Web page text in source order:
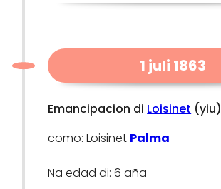
1 juli 1863
Emancipacion di Loisinet (yiu)
como: Loisinet Palma
Na edad di: 6 aña